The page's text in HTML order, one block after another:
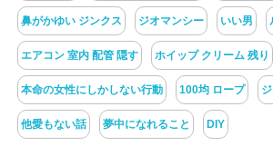
鼻がかゆい ジンクス ジオマンシー いい男
エアコン 室内 配管 隠す ホイップ クリーム 残り
本命の女性にしかしない行動 100均 ロープ
他愛もない話 夢中になれること DIY